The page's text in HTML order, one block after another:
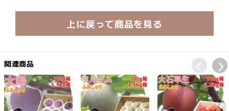
上に戻って商品を見る
関連商品